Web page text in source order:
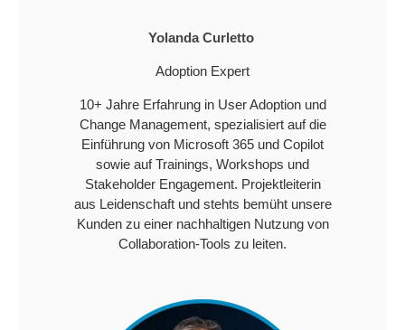
Yolanda Curletto
Adoption Expert
10+ Jahre Erfahrung in User Adoption und
Change Management, spezialisiert auf die
Einführung von Microsoft 365 und Copilot
sowie auf Trainings, Workshops und
Stakeholder Engagement. Projektleiterin
aus Leidenschaft und stehts bemüht unsere
Kunden zu einer nachhaltigen Nutzung von
Collaboration-Tools zu leiten.